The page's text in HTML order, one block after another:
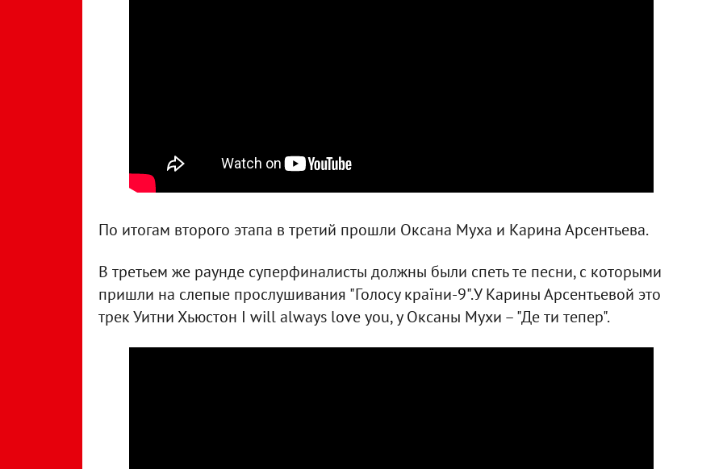
По итогам второго этапа в третий прошли Оксана Муха и Карина Арсентьева.
В третьем же раунде суперфиналисты должны были спеть те песни, с которыми
пришли на слепые прослушивания "Голосу країни-9".У Карины Арсентьевой это
трек Уитни Хьюстон I will always love you, у Оксаны Мухи – "Де ти тепер".